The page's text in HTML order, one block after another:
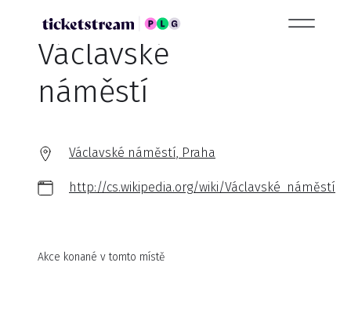
Václavské
náměstí
Václavské náměstí, Praha
http://cs.wikipedia.org/wiki/Václavské_náměstí
Akce konané v tomto místě